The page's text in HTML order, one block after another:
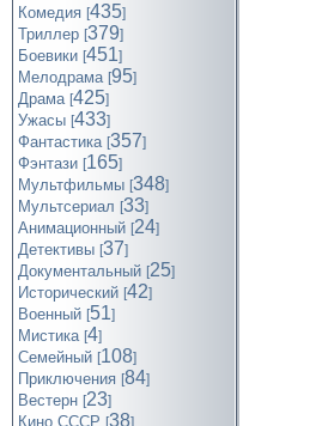
Комедия [435]
Триллер [379]
Боевики [451]
Мелодрама [95]
Драма [425]
Ужасы [433]
Фантастика [357]
Фэнтази [165]
Мультфильмы [348]
Мультсериал [33]
Анимационный [24]
Детективы [37]
Документальный [25]
Исторический [42]
Военный [51]
Мистика [4]
Семейный [108]
Приключения [84]
Вестерн [23]
Кино СССР [38]